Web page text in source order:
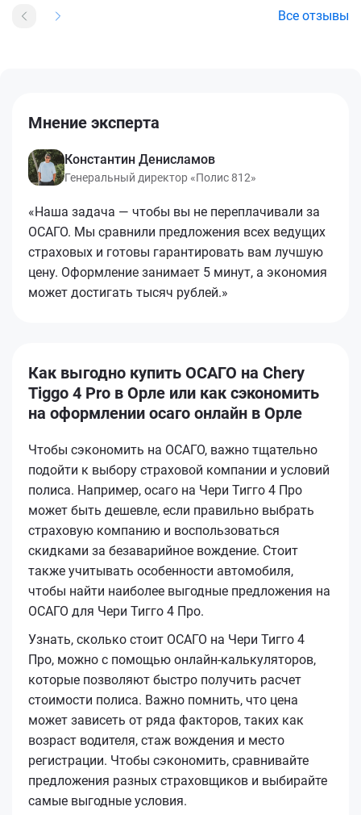
Все отзывы
Мнение эксперта
Константин Денисламов
Генеральный директор «Полис 812»
«Наша задача — чтобы вы не переплачивали за
ОСАГО. Мы сравнили предложения всех ведущих
страховых и готовы гарантировать вам лучшую
цену. Оформление занимает 5 минут, а экономия
может достигать тысяч рублей.»
Как выгодно купить ОСАГО на Chery
Tiggo 4 Pro в Орле или как сэкономить
на оформлении осаго онлайн в Орле
Чтобы сэкономить на ОСАГО, важно тщательно
подойти к выбору страховой компании и условий
полиса. Например, осаго на Чери Тигго 4 Про
может быть дешевле, если правильно выбрать
страховую компанию и воспользоваться
скидками за безаварийное вождение. Стоит
также учитывать особенности автомобиля,
чтобы найти наиболее выгодные предложения на
ОСАГО для Чери Тигго 4 Про.
Узнать, сколько стоит ОСАГО на Чери Тигго 4
Про, можно с помощью онлайн-калькуляторов,
которые позволяют быстро получить расчет
стоимости полиса. Важно помнить, что цена
может зависеть от ряда факторов, таких как
возраст водителя, стаж вождения и место
регистрации. Чтобы сэкономить, сравнивайте
предложения разных страховщиков и выбирайте
самые выгодные условия.